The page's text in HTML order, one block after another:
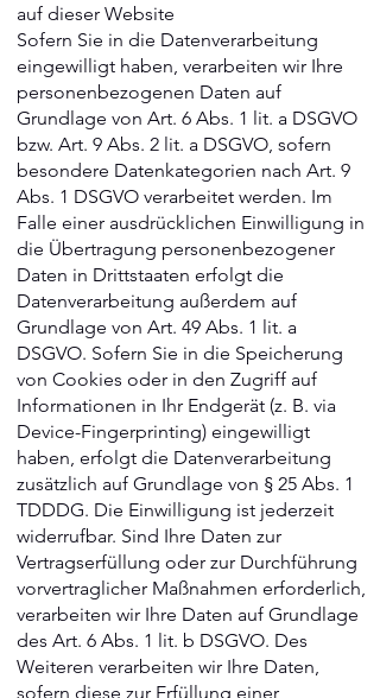
auf dieser Website
Sofern Sie in die Datenverarbeitung
eingewilligt haben, verarbeiten wir Ihre
personenbezogenen Daten auf
Grundlage von Art. 6 Abs. 1 lit. a DSGVO
bzw. Art. 9 Abs. 2 lit. a DSGVO, sofern
besondere Datenkategorien nach Art. 9
Abs. 1 DSGVO verarbeitet werden. Im
Falle einer ausdrücklichen Einwilligung in
die Übertragung personenbezogener
Daten in Drittstaaten erfolgt die
Datenverarbeitung außerdem auf
Grundlage von Art. 49 Abs. 1 lit. a
DSGVO. Sofern Sie in die Speicherung
von Cookies oder in den Zugriff auf
Informationen in Ihr Endgerät (z. B. via
Device-Fingerprinting) eingewilligt
haben, erfolgt die Datenverarbeitung
zusätzlich auf Grundlage von § 25 Abs. 1
TDDDG. Die Einwilligung ist jederzeit
widerrufbar. Sind Ihre Daten zur
Vertragserfüllung oder zur Durchführung
vorvertraglicher Maßnahmen erforderlich,
verarbeiten wir Ihre Daten auf Grundlage
des Art. 6 Abs. 1 lit. b DSGVO. Des
Weiteren verarbeiten wir Ihre Daten,
sofern diese zur Erfüllung einer